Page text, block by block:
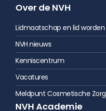
Over de NVH
Lidmaatschap en lid worden
NVH nieuws
Kenniscentrum
Vacatures
Meldpunt Cosmetische Zorg
NVH Academie